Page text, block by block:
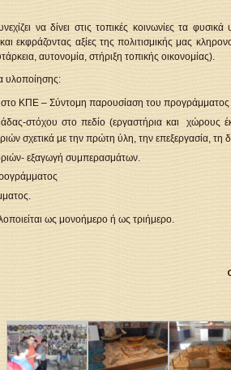
να δίνει στις τοπικές κοινωνίες τα
εκφράζοντας αξίες της πολιτισμικής μας
αυτονομία, στήριξη τοπικής οικονομίας).
υλοποίησης:
ΚΠΕ – Σύντομη παρουσίαση του προγράμματος
στόχου στο πεδίο (εργαστήρια και χώρους
σχετικά με την πρώτη ύλη, την επεξεργασία, τη
εξαγωγή συμπερασμάτων.
ως μονοήμερο ή ως τριήμερο.